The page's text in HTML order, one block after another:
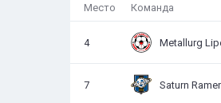
Место Команда
4 Metallurg
7 Saturn